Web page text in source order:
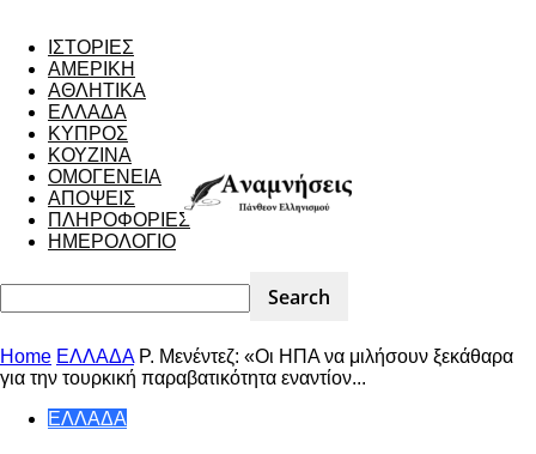
ΙΣΤΟΡΙΕΣ
ΑΜΕΡΙΚΗ
ΑΘΛΗΤΙΚΑ
ΕΛΛΑΔΑ
ΚΥΠΡΟΣ
ΚΟΥΖΙΝΑ
ΟΜΟΓΕΝΕΙΑ
ΑΠΟΨΕΙΣ
ΠΛΗΡΟΦΟΡΙΕΣ
ΗΜΕΡΟΛΟΓΙΟ
Home ΕΛΛΑΔΑ Ρ. Μενέντεζ: «Οι ΗΠΑ να μιλήσουν ξεκάθαρα
για την τουρκική παραβατικότητα εναντίον...
ΕΛΛΑΔΑ